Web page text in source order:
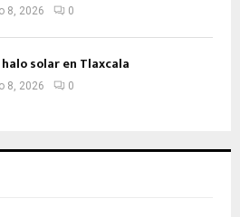
8, 2026 0
solar en Tlaxcala
8, 2026 0